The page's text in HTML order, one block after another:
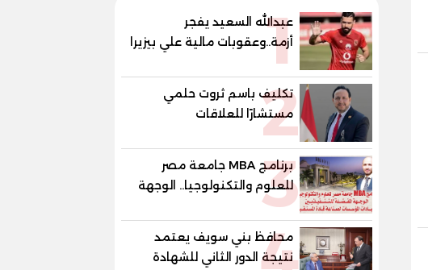
1
عبدالله السعيد يفجر
أزمة..وعقوبات مالية علي بيزيرا
وبانزا
2
تكليف باسم ثروت حلمي
مستشارًا للعلاقات
الدبلوماسية وعضوًا بالهيئة
«جاد جمينت يوإن»
3
برنامج MBA جامعة مصر
للعلوم والتكنولوجيا.. الوجهة
المفضلة للتنفيذيين وقيادات
المستقبل
محافظ بني سويف يعتمد
نتيجة الدور الثاني للشهادة